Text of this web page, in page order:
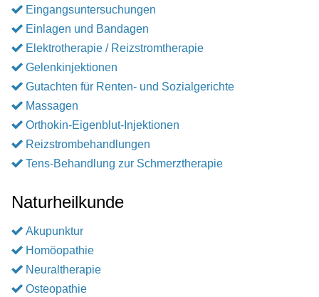
Eingangsuntersuchungen
Einlagen und Bandagen
Elektrotherapie / Reizstromtherapie
Gelenkinjektionen
Gutachten für Renten- und Sozialgerichte
Massagen
Orthokin-Eigenblut-Injektionen
Reizstrombehandlungen
Tens-Behandlung zur Schmerztherapie
Naturheilkunde
Akupunktur
Homöopathie
Neuraltherapie
Osteopathie